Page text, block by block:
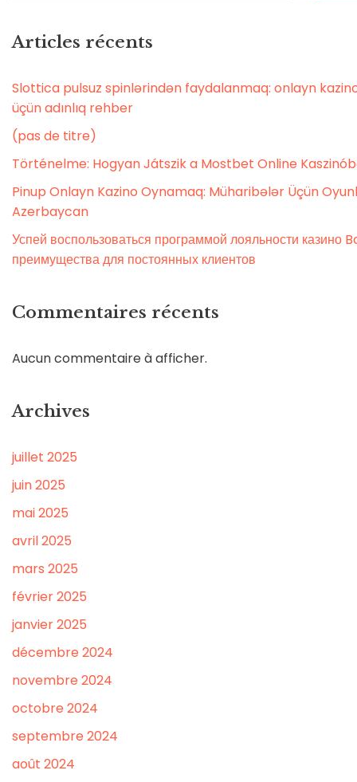
Articles récents
Slottica pulsuz spinlərindən faydalanmaq: onlayn
üçün adınlıq rehber
(pas de titre)
Történelme: Hogyan Játszik a Mostbet Online
Pinup Onlayn Kazino Oynamaq: Müharibələr Üçün
Azerbaycan
Успей воспользоваться программой лояльности казино
преимущества для постоянных клиентов
Commentaires récents
Aucun commentaire à afficher.
Archives
juillet 2025
juin 2025
mai 2025
avril 2025
mars 2025
février 2025
janvier 2025
décembre 2024
novembre 2024
octobre 2024
septembre 2024
août 2024